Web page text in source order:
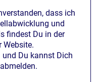
dass ich
und
findest Du in der
Website.
Du kannst Dich